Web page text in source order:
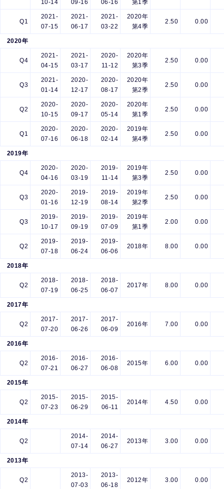
10-14 09-16 06-16 第1季
Q1
2021-
07-15
2021-
06-17
2021-
03-22
2020年
第4季
2.50 0.00
2020年
Q4
2021-
04-15
2021-
03-17
2020-
11-12
2020年
第3季
2.50 0.00
Q3
2021-
01-14
2020-
12-17
2020-
08-17
2020年
第2季
2.50 0.00
Q2
2020-
10-15
2020-
09-17
2020-
05-14
2020年
第1季
2.50 0.00
Q1
2020-
07-16
2020-
06-18
2020-
02-14
2019年
第4季
2.50 0.00
2019年
Q4
2020-
04-16
2020-
03-19
2019-
11-14
2019年
第3季
2.50 0.00
Q3
2020-
01-16
2019-
12-19
2019-
08-14
2019年
第2季
2.50 0.00
Q3
2019-
10-17
2019-
09-19
2019-
07-09
2019年
第1季
2.00 0.00
Q2
2019-
07-18
2019-
06-24
2019-
06-06
2018年 8.00 0.00
2018年
Q2
2018-
07-19
2018-
06-25
2018-
06-07
2017年 8.00 0.00
2017年
Q2
2017-
07-20
2017-
06-26
2017-
06-09
2016年 7.00 0.00
2016年
Q2
2016-
07-21
2016-
06-27
2016-
06-08
2015年 6.00 0.00
2015年
Q2
2015-
07-23
2015-
06-29
2015-
06-11
2014年 4.50 0.00
2014年
Q2
2014-
07-14
2014-
06-27
2013年 3.00 0.00
2013年
Q2
2013-
07-03
2013-
06-18
2012年 3.00 0.00